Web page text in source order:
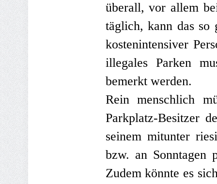
überall, vor allem
täglich, kann das so
kostenintensiver
illegales Parken
bemerkt werden.
Rein menschlich
Parkplatz-Besitzer
seinem mitunter
bzw. an
Zudem könnte es